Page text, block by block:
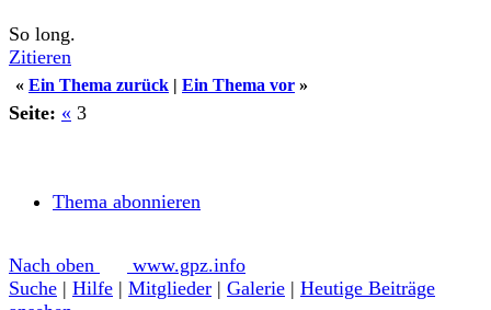
So long.
Zitieren
« Ein Thema zurück | Ein Thema vor »
Seite: « 3
Thema abonnieren
Nach oben
www.gpz.info
Suche | Hilfe | Mitglieder | Galerie | Heutige Beiträge